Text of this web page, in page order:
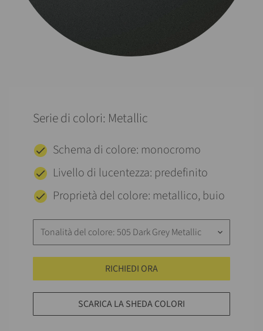
Serie di colori: Metallic
Schema di colore: monocromo
Livello di lucentezza: predefinito
Proprietà del colore: metallico, buio
Tonalità del colore: 505 Dark Grey Metallic keyboard_arrow_down
RICHIEDI ORA
SCARICA LA SHEDA COLORI